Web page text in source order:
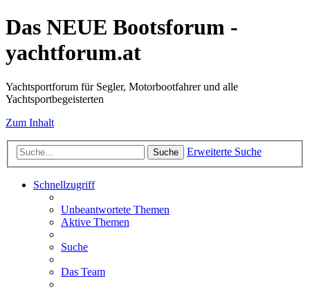
Das NEUE Bootsforum -
yachtforum.at
Yachtsportforum für Segler, Motorbootfahrer und alle
Yachtsportbegeisterten
Zum Inhalt
Suche Erweiterte Suche
Schnellzugriff
Unbeantwortete Themen
Aktive Themen
Suche
Das Team